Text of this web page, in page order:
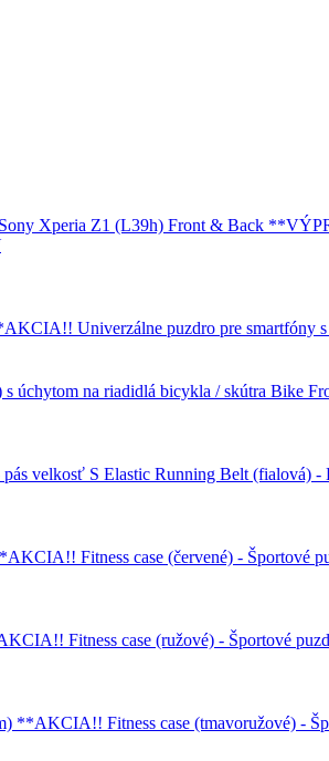
Univerzálne puzdro pre
Bike
Elastic Running Belt (fialová) -
Fitness case (červené) -
Fitness case (ružové) - Športové
Fitness case (tmavoružové) -